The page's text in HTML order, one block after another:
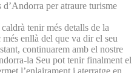
d’Andorra per atraure turisme
tenir més detalls de la
enllà del que va dir el seu
continuarem amb el nostre
la Seu pot tenir finalment el
l’enlairament i aterratge en